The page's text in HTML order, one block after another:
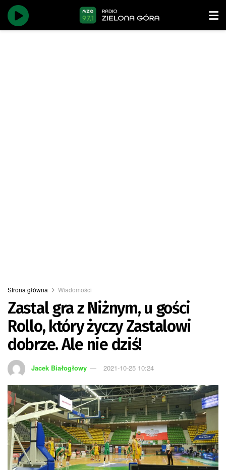
Strona główna Wiadomości
Zastal gra z Niżnym, u gości
Rollo, który życzy Zastalowi
dobrze. Ale nie dziś!
Jacek Białogłowy 2021-10-25 10:24